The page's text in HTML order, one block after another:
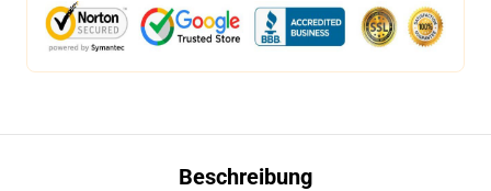
Beschreibung